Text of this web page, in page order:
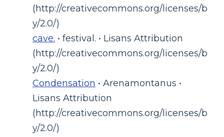
(http://creativecommons.org/licenses/b
y/2.0/)
cave. • festival. • Lisans Attribution
(http://creativecommons.org/licenses/b
y/2.0/)
Condensation • Arenamontanus •
Lisans Attribution
(http://creativecommons.org/licenses/b
y/2.0/)